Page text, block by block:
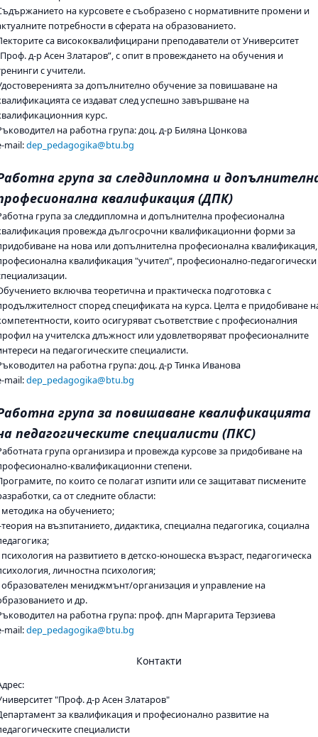
на курсовете е съобразено с нормативните промени и
потребности в сферата на образованието.
са висококвалифицирани преподаватели от Университет
д-р Асен Златаров”, с опит в провеждането на обучения и
с учители.
за допълнително обучение за повишаване на
се издават след успешно завършване на
курс.
на работна група: доц. д-р Биляна Цонкова
mail:dep_pedagogika@btu.bg
група за следдипломна и
квалификация (ДПК)
група за следдипломна и допълнителна професионална
провежда дългосрочни квалификационни форми за
на нова или допълнителна професионална квалификация,
квалификация "учител", професионално-педагогически
включва теоретична и практическа подготовка с
според спецификата на курса. Целта е придобиване
които осигуряват съответствие с професионалния
на учителска длъжност или удовлетворяват професионалните
на педагогическите специалисти.
на работна група: доц. д-р Тинка Иванова
mail:dep_pedagogika@btu.bg
група за повишаване квалификацията
педагогическите специалисти (ПКС)
група организира и провежда курсове за придобиване на
квалификационни степени.
по които се полагат изпити или се защитават писмените
са от следните области:
на обучението;
на възпитанието, дидактика, специална педагогика, социална
на развитието в детско-юношеска възраст, педагогическа
личностна психология;
образователен мениджмънт/организация и управление на
и др.
на работна група: проф. дпн Маргарита Терзиева
mail:dep_pedagogika@btu.bg
Контакти
"Проф. д-р Асен Златаров"
за квалификация и професионално развитие на
специалисти